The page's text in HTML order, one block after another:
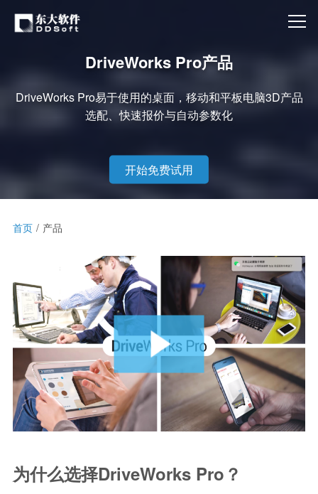
DriveWorks Pro产品
DriveWorks Pro易于使用的桌面，移动和平板电脑3D产品
选配、快速报价与自动参数化
开始免费试用
首页 产品
为什么选择DriveWorks Pro？